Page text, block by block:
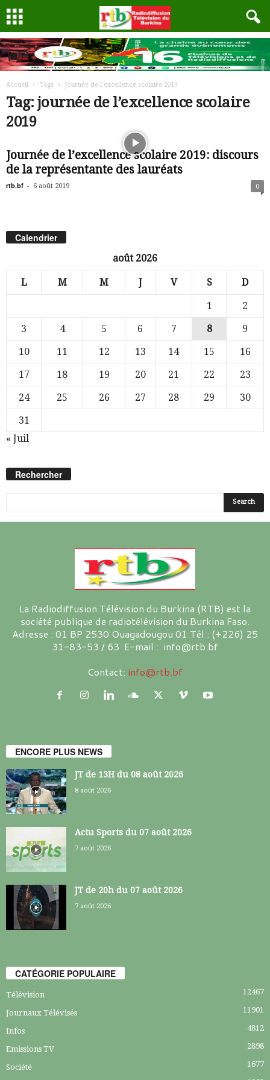
Accueil Tags Journée de l’excellence scolaire 2019
Tag: journée de l’excellence scolaire
2019
Journée de l’excellence scolaire 2019: discours
de la représentante des lauréats
rtb.bf - 6 août 2019 0
Calendrier
août 2026
L M M J V S D
1
2
3
4 5 6 7 8
9
10
11 12 13 14 15
16
17
18 19 20 21 22
23
24
25 26 27 28 29
30
31
« Juil
Rechercher
La Radiodiffusion Télévision du Burkina (RTB) est la
société publique de radiotélévision du Burkina Faso.
Adresse : 01 BP 2530 Ouagadougou 01 Tél : (+226) 25
31-83-53 / 63 E-mail : info@rtb.bf
Contact: info@rtb.bf
ENCORE PLUS NEWS
JT de 13H du 08 août 2026
8 août 2026
Actu Sports du 07 août 2026
7 août 2026
JT de 20h du 07 août 2026
7 août 2026
CATÉGORIE POPULAIRE
Télévision 12467
Journaux Télévisés 11901
Infos 4812
Emissions TV 2898
Société
1677